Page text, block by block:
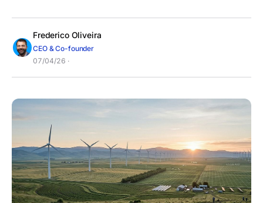
Frederico Oliveira
CEO & Co-founder
07/04/26 ·